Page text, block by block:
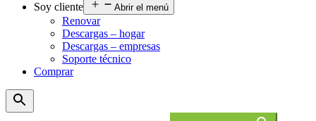
Soy cliente
Abrir el menú
Renovar
Descargas – hogar
Descargas – empresas
Soporte técnico
Comprar